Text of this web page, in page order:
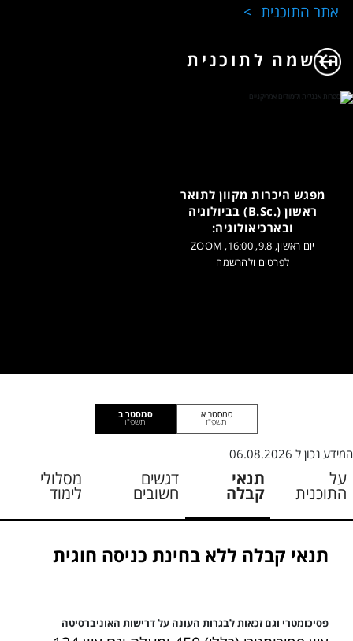
אתר התוכנית
הרשמה לתוכנית
מפגש היכרות מקוון לתואר
ראשון (.B.Sc) בביולוגיה
ובארכיאולוגיה:
יום ראשון, 9.8, 16:00, ZOOM
לפרטים ולהרשמה
סמסטר א
תשפ"ז
סמסטר ב
תשפ"ו
המידע נכון ל 06.08.2026
על
התוכנית
תנאי
קבלה
דגשים
חשובים
מסלולי
לימוד
תנאי קבלה ללא בחינת כניסה חוגית
פסיכומטרי וגם זכאות לבגרות העונה על דרישות האוניברסיטה